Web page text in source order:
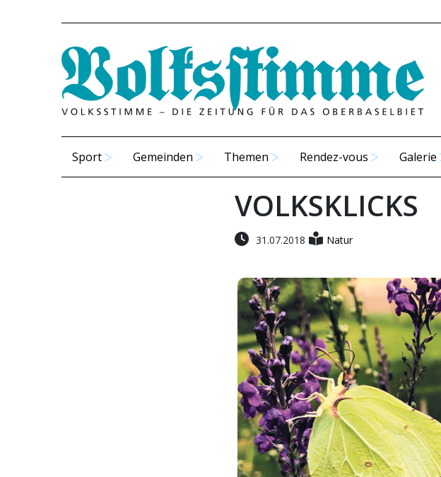
Sport Gemeinden Themen Rendez-vous Galerie
VOLKSKLICKS
31.07.2018 Natur